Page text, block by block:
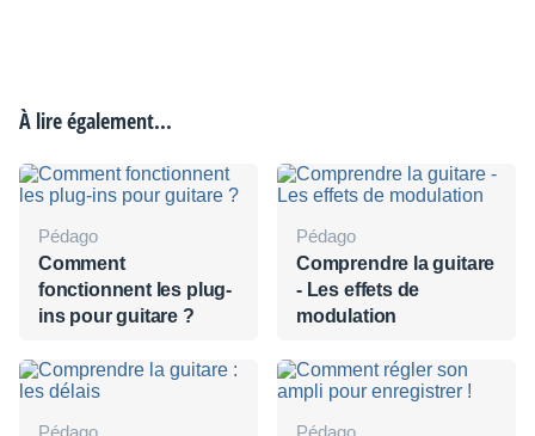
À lire également...
Pédago
Comment
fonctionnent les plug-
ins pour guitare ?
Pédago
Comprendre la guitare
- Les effets de
modulation
Pédago
Pédago